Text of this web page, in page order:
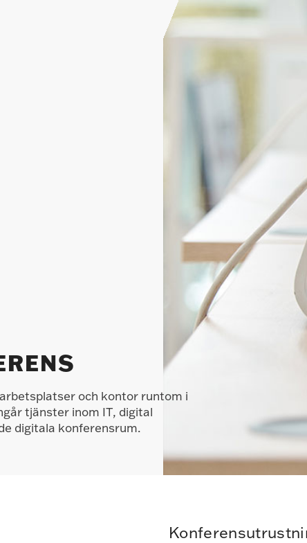
och kontor runtom i
tjänster inom IT, digital
digitala konferensrum.